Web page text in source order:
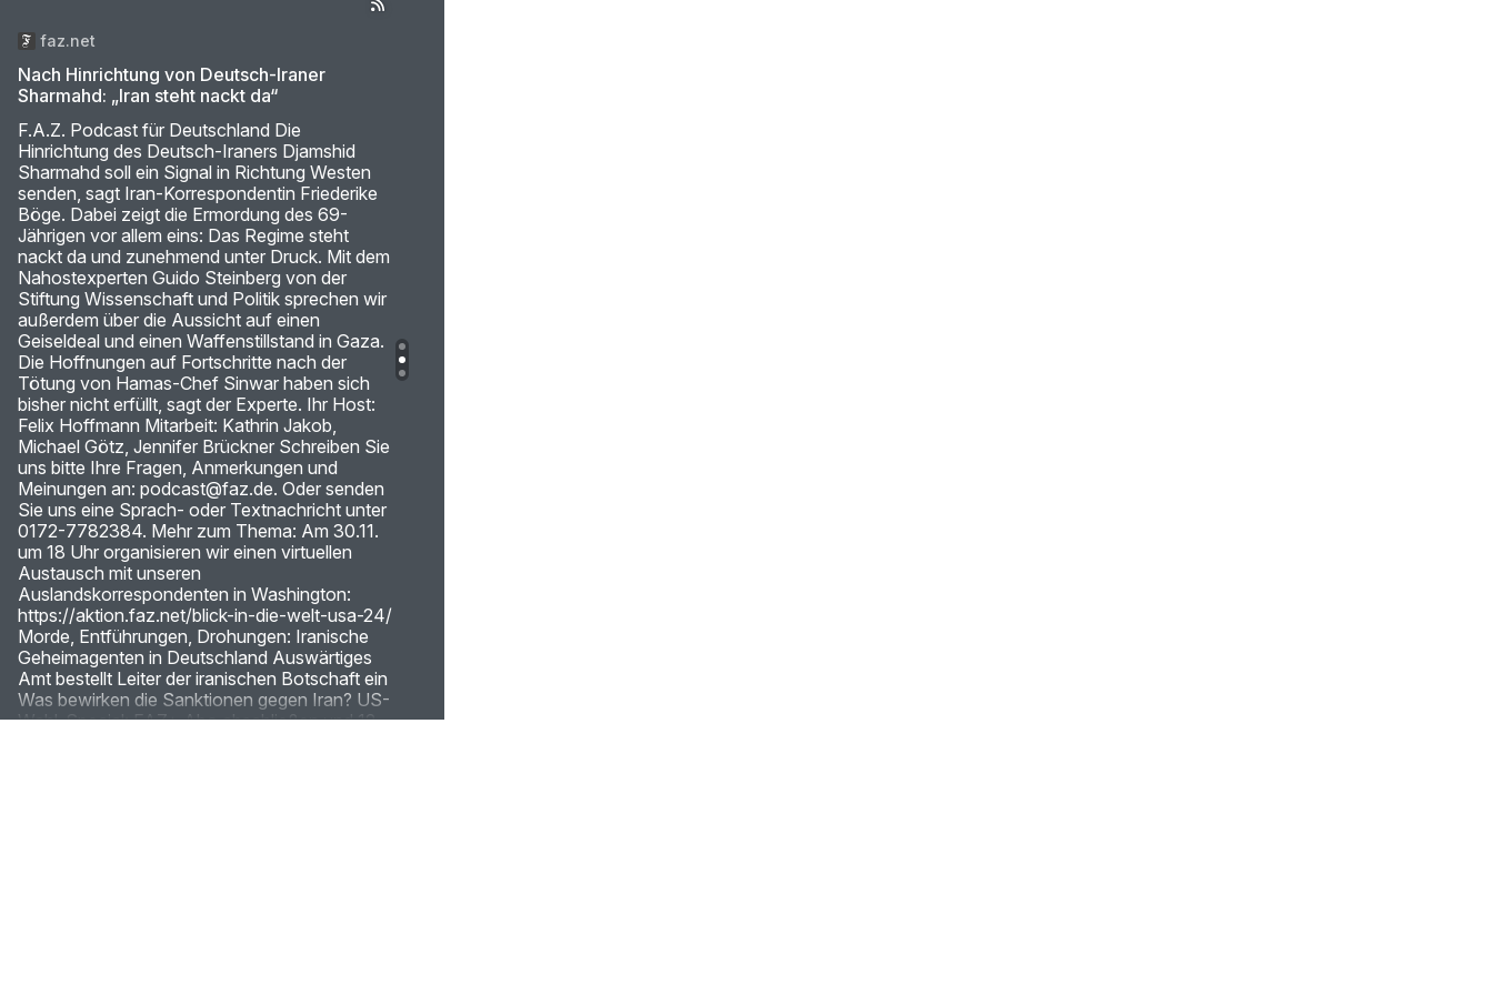
faz.net
Nach Hinrichtung von Deutsch-Iraner
Sharmahd: „Iran steht nackt da“
F.A.Z. Podcast für Deutschland Die
Hinrichtung des Deutsch-Iraners Djamshid
Sharmahd soll ein Signal in Richtung Westen
senden, sagt Iran-Korrespondentin Friederike
Böge. Dabei zeigt die Ermordung des 69-
Jährigen vor allem eins: Das Regime steht
nackt da und zunehmend unter Druck. Mit dem
Nahostexperten Guido Steinberg von der
Stiftung Wissenschaft und Politik sprechen wir
außerdem über die Aussicht auf einen
Geiseldeal und einen Waffenstillstand in Gaza.
Die Hoffnungen auf Fortschritte nach der
Tötung von Hamas-Chef Sinwar haben sich
bisher nicht erfüllt, sagt der Experte. Ihr Host:
Felix Hoffmann Mitarbeit: Kathrin Jakob,
Michael Götz, Jennifer Brückner Schreiben Sie
uns bitte Ihre Fragen, Anmerkungen und
Meinungen an: podcast@faz.de. Oder senden
Sie uns eine Sprach- oder Textnachricht unter
0172-7782384. Mehr zum Thema: Am 30.11.
um 18 Uhr organisieren wir einen virtuellen
Austausch mit unseren
Auslandskorrespondenten in Washington:
https://aktion.faz.net/blick-in-die-welt-usa-24/
Morde, Entführungen, Drohungen: Iranische
Geheimagenten in Deutschland Auswärtiges
Amt bestellt Leiter der iranischen Botschaft ein
Was bewirken die Sanktionen gegen Iran? US-
Wahl-Special: FAZ+ Abo abschließen und 12